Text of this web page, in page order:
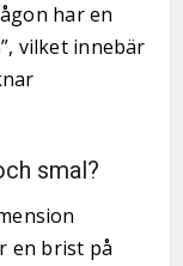
har en
vilket innebär
smal?
en brist på